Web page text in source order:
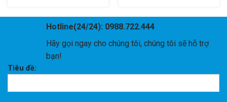
Hotline(24/24): 0988.722.444
Hãy gọi ngay cho chúng tôi, chúng tôi sẽ hỗ trợ
bạn!
Tiêu đề: